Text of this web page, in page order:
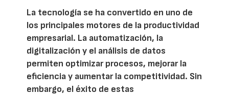
La tecnología se ha convertido en uno de
los principales motores de la productividad
empresarial. La automatización, la
digitalización y el análisis de datos
permiten optimizar procesos, mejorar la
eficiencia y aumentar la competitividad. Sin
embargo, el éxito de estas